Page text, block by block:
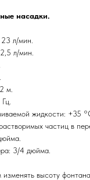
насадки.
л/мин.
л/мин.
м.
жидкости: +35
частиц в
3/4 дюйма.
высоту фонтана.